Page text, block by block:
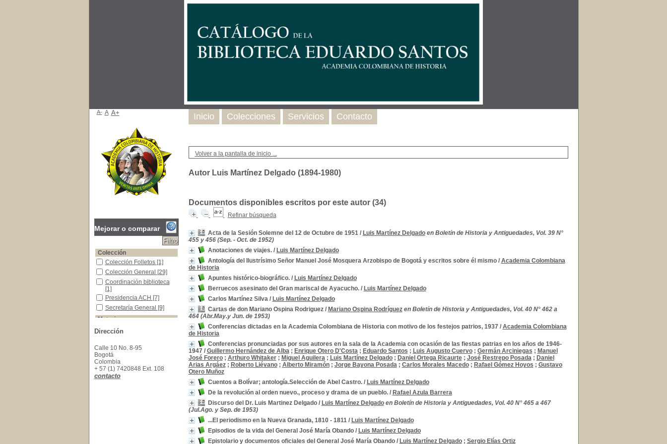
Volver a la pantalla de inicio ...
Autor Luis Martínez Delgado (1894-1980)
Documentos disponibles escritos por este autor (34)
Refinar búsqueda
Acta de la Sesión Solemne del 12 de Octubre de 1951/ Luis Martínez Delgado en Boletín de Historia y Antiguedades, Vol. 39 N°
455 y 456 (Sep. - Oct. de 1952)
Anotaciones de viajes./ Luis Martínez Delgado
Antología del Ilustrísimo Señor Manuel José Mosquera Arzobispo de Bogotá y escritos sobre él mismo/ Academia Colombiana
de Historia
Apuntes histórico-biográfico./ Luis Martínez Delgado
Berruecos asesinato del Gran mariscal de Ayacucho./ Luis Martínez Delgado
Carlos Martínez Silva/ Luis Martínez Delgado
Cartas de don Mariano Ospina Rodriguez/ Mariano Ospina Rodríguez en Boletín de Historia y Antiguedades, Vol. 40 N° 462 a
464 (Abr.May.y Jun. de 1953)
Conferencias dictadas en la Academia Colombiana de Historia con motivo de los festejos patrios, 1937/ Academia Colombiana
de Historia
Conferencias pronunciadas por sus autores en la sala de la Academia con ocasión de las fiestas patrias en los años de 1946-
1947/ Guillermo Hernández de Alba; Enrique Otero D'Costa; Eduardo Santos ; Luis Augusto Cuervo; Germán Arciniegas ; Manuel
José Forero; Arthuro Whitaker; Miguel Aguilera; Luis Martínez Delgado; Daniel Ortega Ricaurte; José Restrepo Posada; Daniel
Arias Argáez; Roberto Liévano; Alberto Miramón; Jorge Bayona Posada; Carlos Morales Macedo; Rafael Gómez Hoyos ; Gustavo
Otero Muñoz
Cuentos a Bolívar; antología.Selección de Abel Castro./ Luis Martínez Delgado
De la revolución al orden nuevo., proceso y drama de un pueblo./ Rafael Azula Barrera
Discurso del Dr. Luis Martinez Delgado/ Luis Martínez Delgado en Boletín de Historia y Antiguedades, Vol. 40 N° 465 a 467
(Jul.Ago. y Sep. de 1953)
...El periodismo en la Nueva Granada, 1810 - 1811/ Luis Martínez Delgado
Episodios de la vida del General José María Obando/ Luis Martínez Delgado
Epistolario y documentos oficiales del General José María Obando/ Luis Martínez Delgado; Sergio Elías Ortiz
Inicio Colecciones Servicios Contacto
A- A A+
Mejorar o comparar
Colección
Colección Folletos
Colección Folletos [1]
Colección General
Colección General [29]
Coordinación biblioteca
Coordinación biblioteca
[1]
Presidencia ACH
Presidencia ACH [7]
Secretaría General
Secretaría General [9]
Materias
Colombia--Política y gobierno--Siglo XIX
Colombia--Política y
gobierno--Siglo XIX
Colombia--Historia
Colombia--Historia
Días festivos -Colombia -ensayos, conferencias, etc.
Días festivos -Colombia -
ensayos, conferencias,
etc. [2]
Familias de Popayán
Familias de Popayán
Actas de Fundación--Día de la Raza
América Latina -Historia -Guerras de Independencia, 1806-1830
Dirección
Calle 10 No. 8-95
Bogotá
Colombia
+ 57 (1) 7420848 Ext. 108
contacto